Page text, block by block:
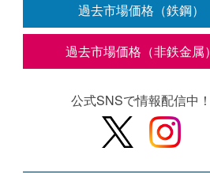
過去市場価格（鉄鋼）
過去市場価格（非鉄金属）
公式SNSで情報配信中！